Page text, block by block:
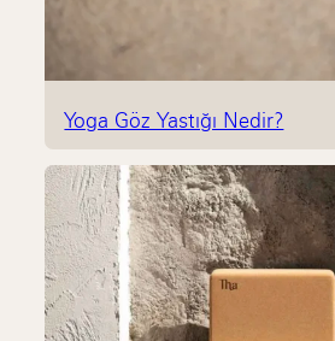
Yoga Göz Yastığı Nedir?